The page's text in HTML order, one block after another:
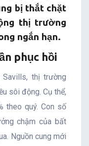
bị thắt chặt
thị trường
ngắn hạn.
phục hồi
thị trường
sôi động. Cụ thể,
theo quý. Con số
chậm của bất
Nguồn cung mới